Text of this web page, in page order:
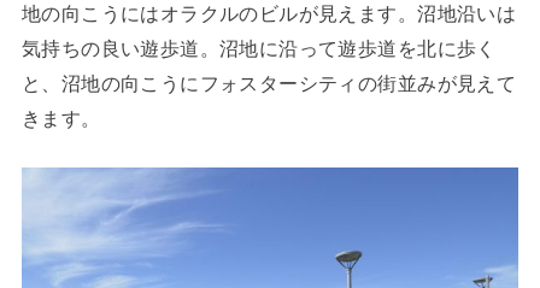
地の向こうにはオラクルのビルが見えます。沼地沿いは
気持ちの良い遊歩道。沼地に沿って遊歩道を北に歩く
と、沼地の向こうにフォスターシティの街並みが見えて
きます。